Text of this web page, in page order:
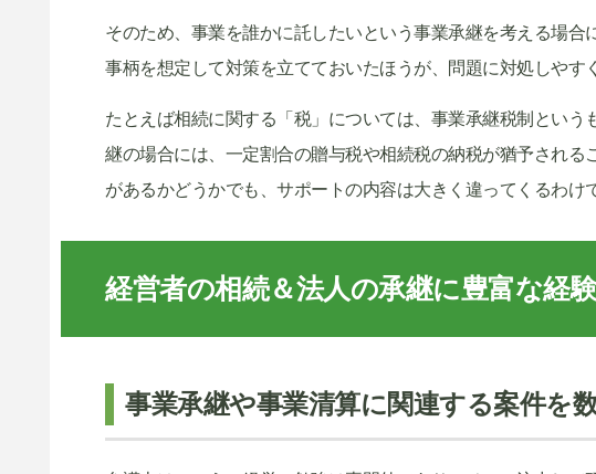
そのため、事業を誰かに託したいという事業承継を考える場合
事柄を想定して対策を立てておいたほうが、問題に対処しやす
たとえば相続に関する「税」については、事業承継税制という
継の場合には、一定割合の贈与税や相続税の納税が猶予される
があるかどうかでも、サポートの内容は大きく違ってくるわけ
経営者の相続＆法人の承継に豊富な経
事業承継や事業清算に関連する案件を